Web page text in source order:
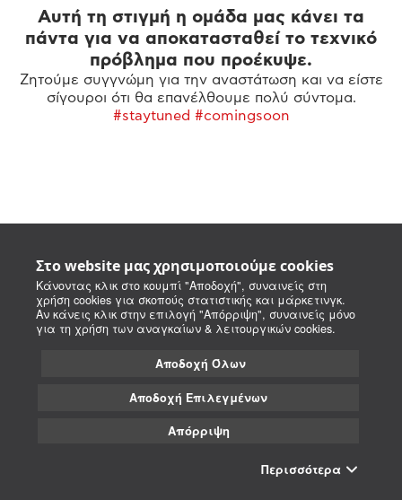
Στο website μας χρησιμοποιούμε cookies
Κάνοντας κλικ στο κουμπί "Αποδοχή", συναινείς στη
χρήση cookies για σκοπούς στατιστικής και μάρκετινγκ.
Αν κάνεις κλικ στην επιλογή "Απόρριψη", συναινείς μόνο
για τη χρήση των αναγκαίων & λειτουργικών cookies.
Αποδοχή Όλων
Αποδοχή Επιλεγμένων
Απόρριψη
Περισσότερα
Αυτή τη στιγμή η ομάδα μας κάνει τα
πάντα για να αποκατασταθεί το τεχνικό
πρόβλημα που προέκυψε.
Ζητούμε συγγνώμη για την αναστάτωση και να είστε
σίγουροι ότι θα επανέλθουμε πολύ σύντομα.
#staytuned #comingsoon